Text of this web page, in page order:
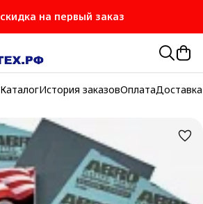
на первый заказ
КаталогИстория заказовОплатаДоставка